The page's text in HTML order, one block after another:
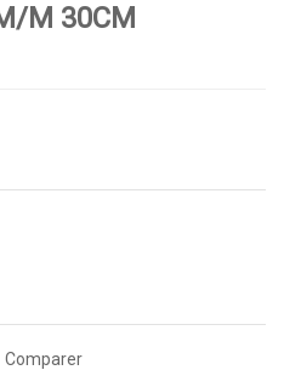
M 30CM
Comparer